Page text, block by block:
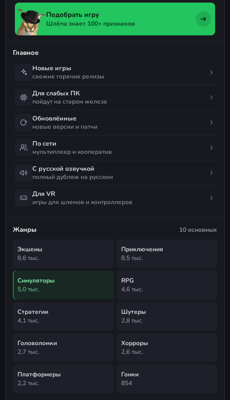
Подобрать игру
Шлёпа знает 100+ признаков
Главное
Новые игры
свежие горячие релизы
Для слабых ПК
пойдут на старом железе
Обновлённые
новые версии и патчи
По сети
мультиплеер и кооператив
С русской озвучкой
полный дубляж на русском
Для VR
игры для шлемов и контроллеров
Жанры 10 основных
Экшены
8,6 тыс.
Приключения
8,5 тыс.
Симуляторы
5,0 тыс.
RPG
4,6 тыс.
Стратегии
4,1 тыс.
Шутеры
2,8 тыс.
Головоломки
2,7 тыс.
Хорроры
2,6 тыс.
Платформеры
2,2 тыс.
Гонки
854